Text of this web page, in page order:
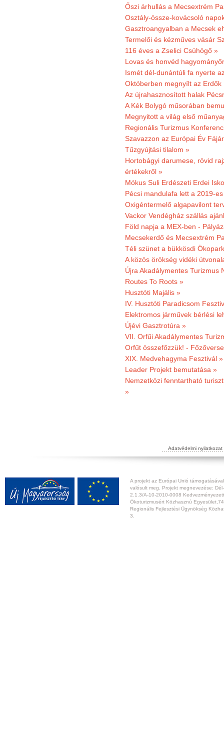
Őszi árhullás a Mecsextrém
Osztály-össze-kovácsoló
Gasztroangyalban a Mecsek
Termelői és kézműves vásár
116 éves a Zselici Csühögő »
Lovas és honvéd
Ismét dél-dunántúli fa nyerte
Októberben megnyílt az
Az újrahasznosított halak
A Kék Bolygó műsorában
Megnyitott a világ első
Regionális Turizmus
Szavazzon az Európai Év
Tűzgyújtási tilalom »
Hortobágyi darumese, rövid
értékekről »
Mókus Suli Erdészeti Erdei
Pécsi mandulafa lett a 2019-
Oxigéntermelő algapavilont
Vackor Vendégház szállás
Föld napja a MEX-ben -
Mecsekerdő és Mecsextrém
Téli szünet a bükkösdi
A közös örökség vidéki
Újra Akadálymentes Turizmus
Routes To Roots »
Husztóti Majális »
IV. Husztóti Paradicsom
Elektromos járművek bérlési
Újévi Gasztrotúra »
VII. Orfűi Akadálymentes
Orfűt összefőzzük! -
XIX. Medvehagyma Fesztivál »
Leader Projekt bemutatása »
Nemzetközi fenntartható
»
Adatvédelmi nyilatkozat
A projekt az Európai Unió
valósult meg. Projekt megnevezése:
2.1.3/A-10-2010-0008
Ökoturizmusért Közhasznú
Regionális Fejlesztési Ügynökség
3.